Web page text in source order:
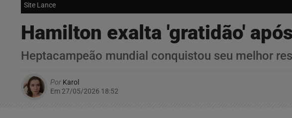
Site Lance
Hamilton exalta 'gratidão'
Heptacampeão mundial conquistou seu melhor
Por Karol
Em 27/05/2026 18:52